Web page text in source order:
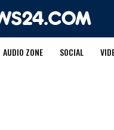
AUDIO ZONE SOCIAL